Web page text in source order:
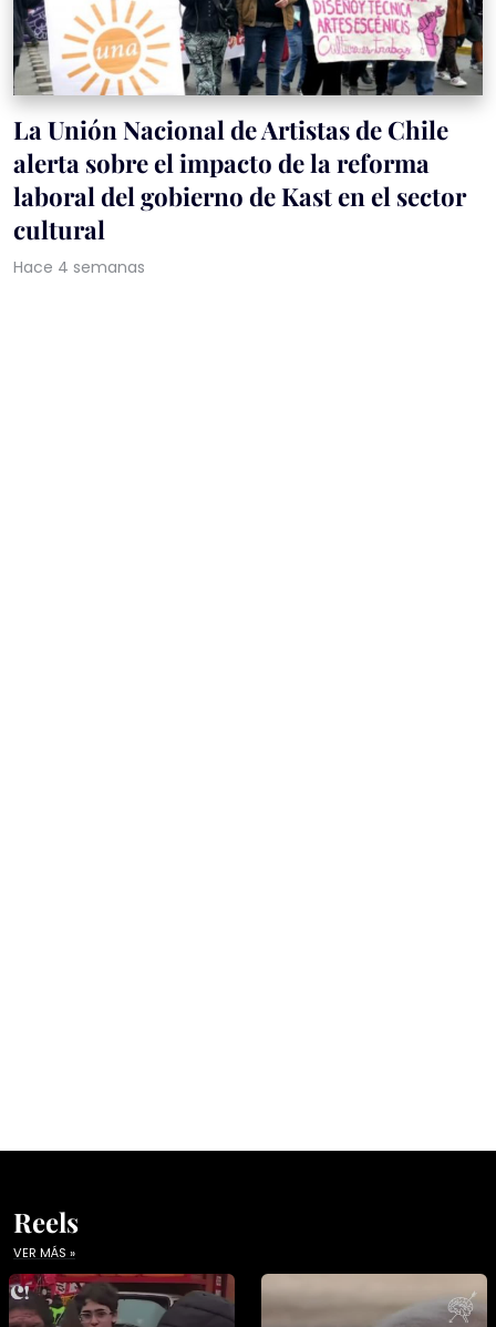
La Unión Nacional de Artistas de Chile
alerta sobre el impacto de la reforma
laboral del gobierno de Kast en el sector
cultural
Hace 4 semanas
Reels
VER MÁS »